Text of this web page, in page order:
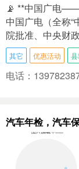
📡 **中国广电
中国广电（全称“
院批准、中央财
其它 优惠活动
电话：
汽车年检，汽车